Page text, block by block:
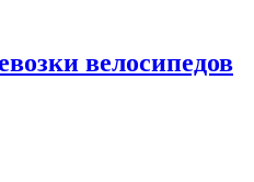
велосипедов